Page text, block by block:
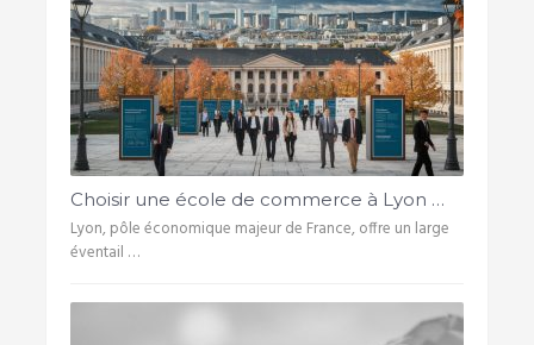
Choisir une école de commerce à Lyon …
Lyon, pôle économique majeur de France, offre un large
éventail …